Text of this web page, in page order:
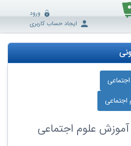
۰
ورود
ایجاد حساب کاربری
اجتماعی
علوم اجتماعی